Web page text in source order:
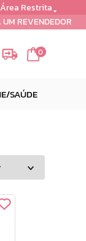
Área Restrita
UM REVENDEDOR
0
SAÚDE